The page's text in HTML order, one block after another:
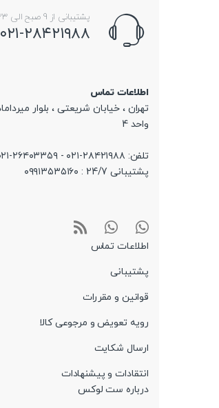
پشتیبانی از 9 صبح الی 23
۰۲۱-
اطلاعات تماس
تهران ، خیابان شریعتی ، بلوار
واحد 4
تلفن: ۲۸۴۲۱۹۸۸-۰۲۱ - ۲۶۴۰۳۳۵۹-۰۲۱
پشتیبانی 24/7 : ۰۹۹۱۳۵۳۵۱۶۰
اطلاعات تماس
پشتیبانی
قوانین و مقررات
رویه تعویض و مرجوعی کالا
ارسال شکایت
انتقادات و پیشنهادات
درباره ست لوکس